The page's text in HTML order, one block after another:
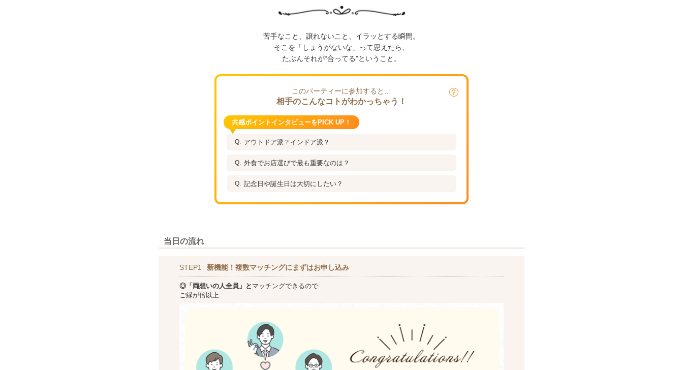
苦手なこと、譲れないこと、イラッとする瞬間。
そこを「しょうがないな」って思えたら、
たぶんそれが“合ってる”ということ。
このパーティーに参加すると…
相手のこんなコトがわかっちゃう！
共感ポイントインタビューをPICK UP！
アウトドア派？インドア派？
外食でお店選びで最も重要なのは？
記念日や誕生日は大切にしたい？
当日の流れ
STEP1 新機能！複数マッチングにまずはお申し込み
◎「両想いの人全員」と マッチングできるので
ご縁が倍以上